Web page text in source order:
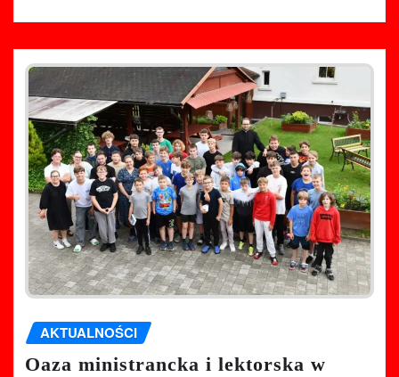
AKTUALNOŚCI
Oaza ministrancka i lektorska w